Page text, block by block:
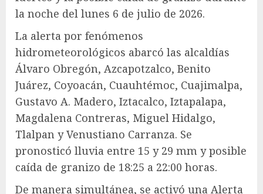
la noche del lunes 6 de julio de 2026.
La alerta por fenómenos
hidrometeorológicos abarcó las alcaldías
Álvaro Obregón, Azcapotzalco, Benito
Juárez, Coyoacán, Cuauhtémoc, Cuajimalpa,
Gustavo A. Madero, Iztacalco, Iztapalapa,
Magdalena Contreras, Miguel Hidalgo,
Tlalpan y Venustiano Carranza. Se
pronosticó lluvia entre 15 y 29 mm y posible
caída de granizo de 18:25 a 22:00 horas.
De manera simultánea, se activó una Alerta